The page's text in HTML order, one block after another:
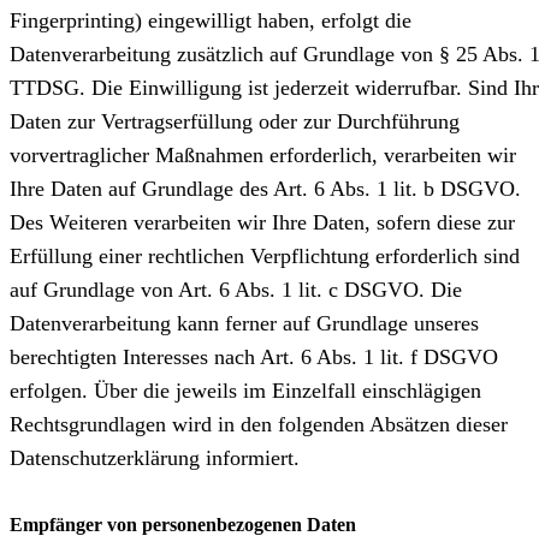
Fingerprinting) eingewilligt haben, erfolgt die
Datenverarbeitung zusätzlich auf Grundlage von § 25 Abs. 1
TTDSG. Die Einwilligung ist jederzeit widerrufbar. Sind
Daten zur Vertragserfüllung oder zur Durchführung
vorvertraglicher Maßnahmen erforderlich, verarbeiten wir
Ihre Daten auf Grundlage des Art. 6 Abs. 1 lit. b DSGVO.
Des Weiteren verarbeiten wir Ihre Daten, sofern diese zur
Erfüllung einer rechtlichen Verpflichtung erforderlich sind
auf Grundlage von Art. 6 Abs. 1 lit. c DSGVO. Die
Datenverarbeitung kann ferner auf Grundlage unseres
berechtigten Interesses nach Art. 6 Abs. 1 lit. f DSGVO
erfolgen. Über die jeweils im Einzelfall einschlägigen
Rechtsgrundlagen wird in den folgenden Absätzen dieser
Datenschutzerklärung informiert.
Empfänger von personenbezogenen Daten